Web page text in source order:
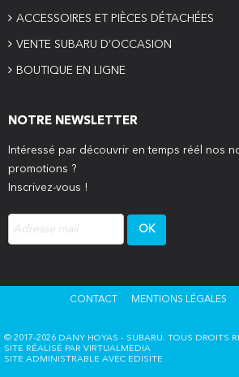
ACCESSOIRES ET PIÈCES DÉTACHÉES
VENTE SUBARU D’OCCASION
BOUTIQUE EN LIGNE
NOTRE NEWSLETTER
Intéressé par découvrir en temps réél nos
promotions ?
Inscrivez-vous !
CONTACT MENTIONS LÉGALES
© 2017-2026 DANY HOYAS - SUBARU. TOUS DROITS
SITE RÉALISÉ PAR VIRTUALMEDIA
SITE ADMINISTRABLE AVEC EDISITE